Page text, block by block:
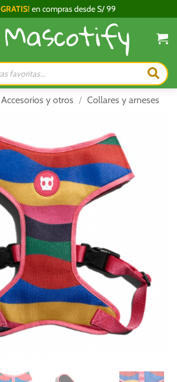
GRATIS! en compras desde S/ 99
Accesorios y otros / Collares y arneses